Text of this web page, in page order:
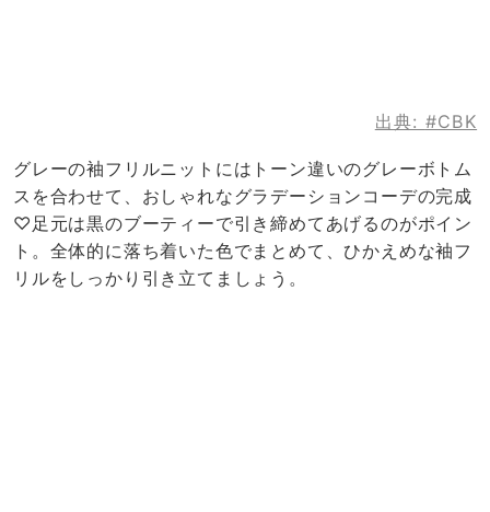
出典: #CBK
グレーの袖フリルニットにはトーン違いのグレーボトム
スを合わせて、おしゃれなグラデーションコーデの完成
♡足元は黒のブーティーで引き締めてあげるのがポイン
ト。全体的に落ち着いた色でまとめて、ひかえめな袖フ
リルをしっかり引き立てましょう。